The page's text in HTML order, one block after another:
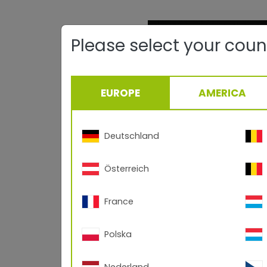
Please select your
EUROPE AMERICA
Deutschland
Österreich
France
Polska